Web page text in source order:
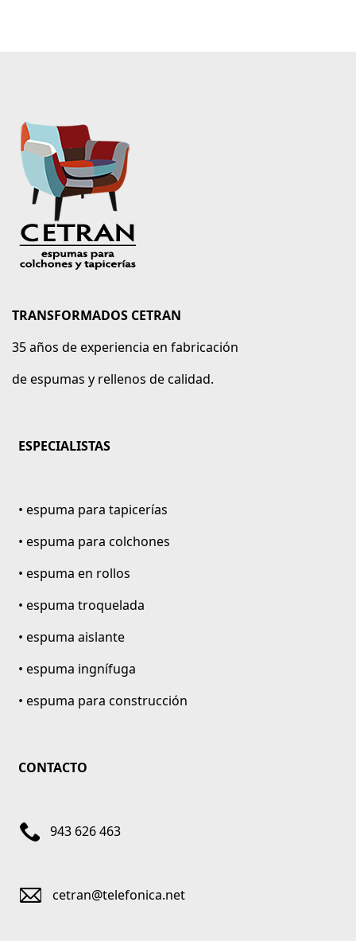
TRANSFORMADOS CETRAN
35 años de experiencia en fabricación
de espumas y rellenos de calidad.
ESPECIALISTAS
• espuma para tapicerías
• espuma para colchones
• espuma en rollos
• espuma troquelada
• espuma aislante
• espuma ingnífuga
• espuma para construcción
CONTACTO
943 626 463
cetran@telefonica.net